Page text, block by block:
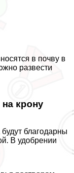
в почву в
развести
крону
благодарны
В удобрении